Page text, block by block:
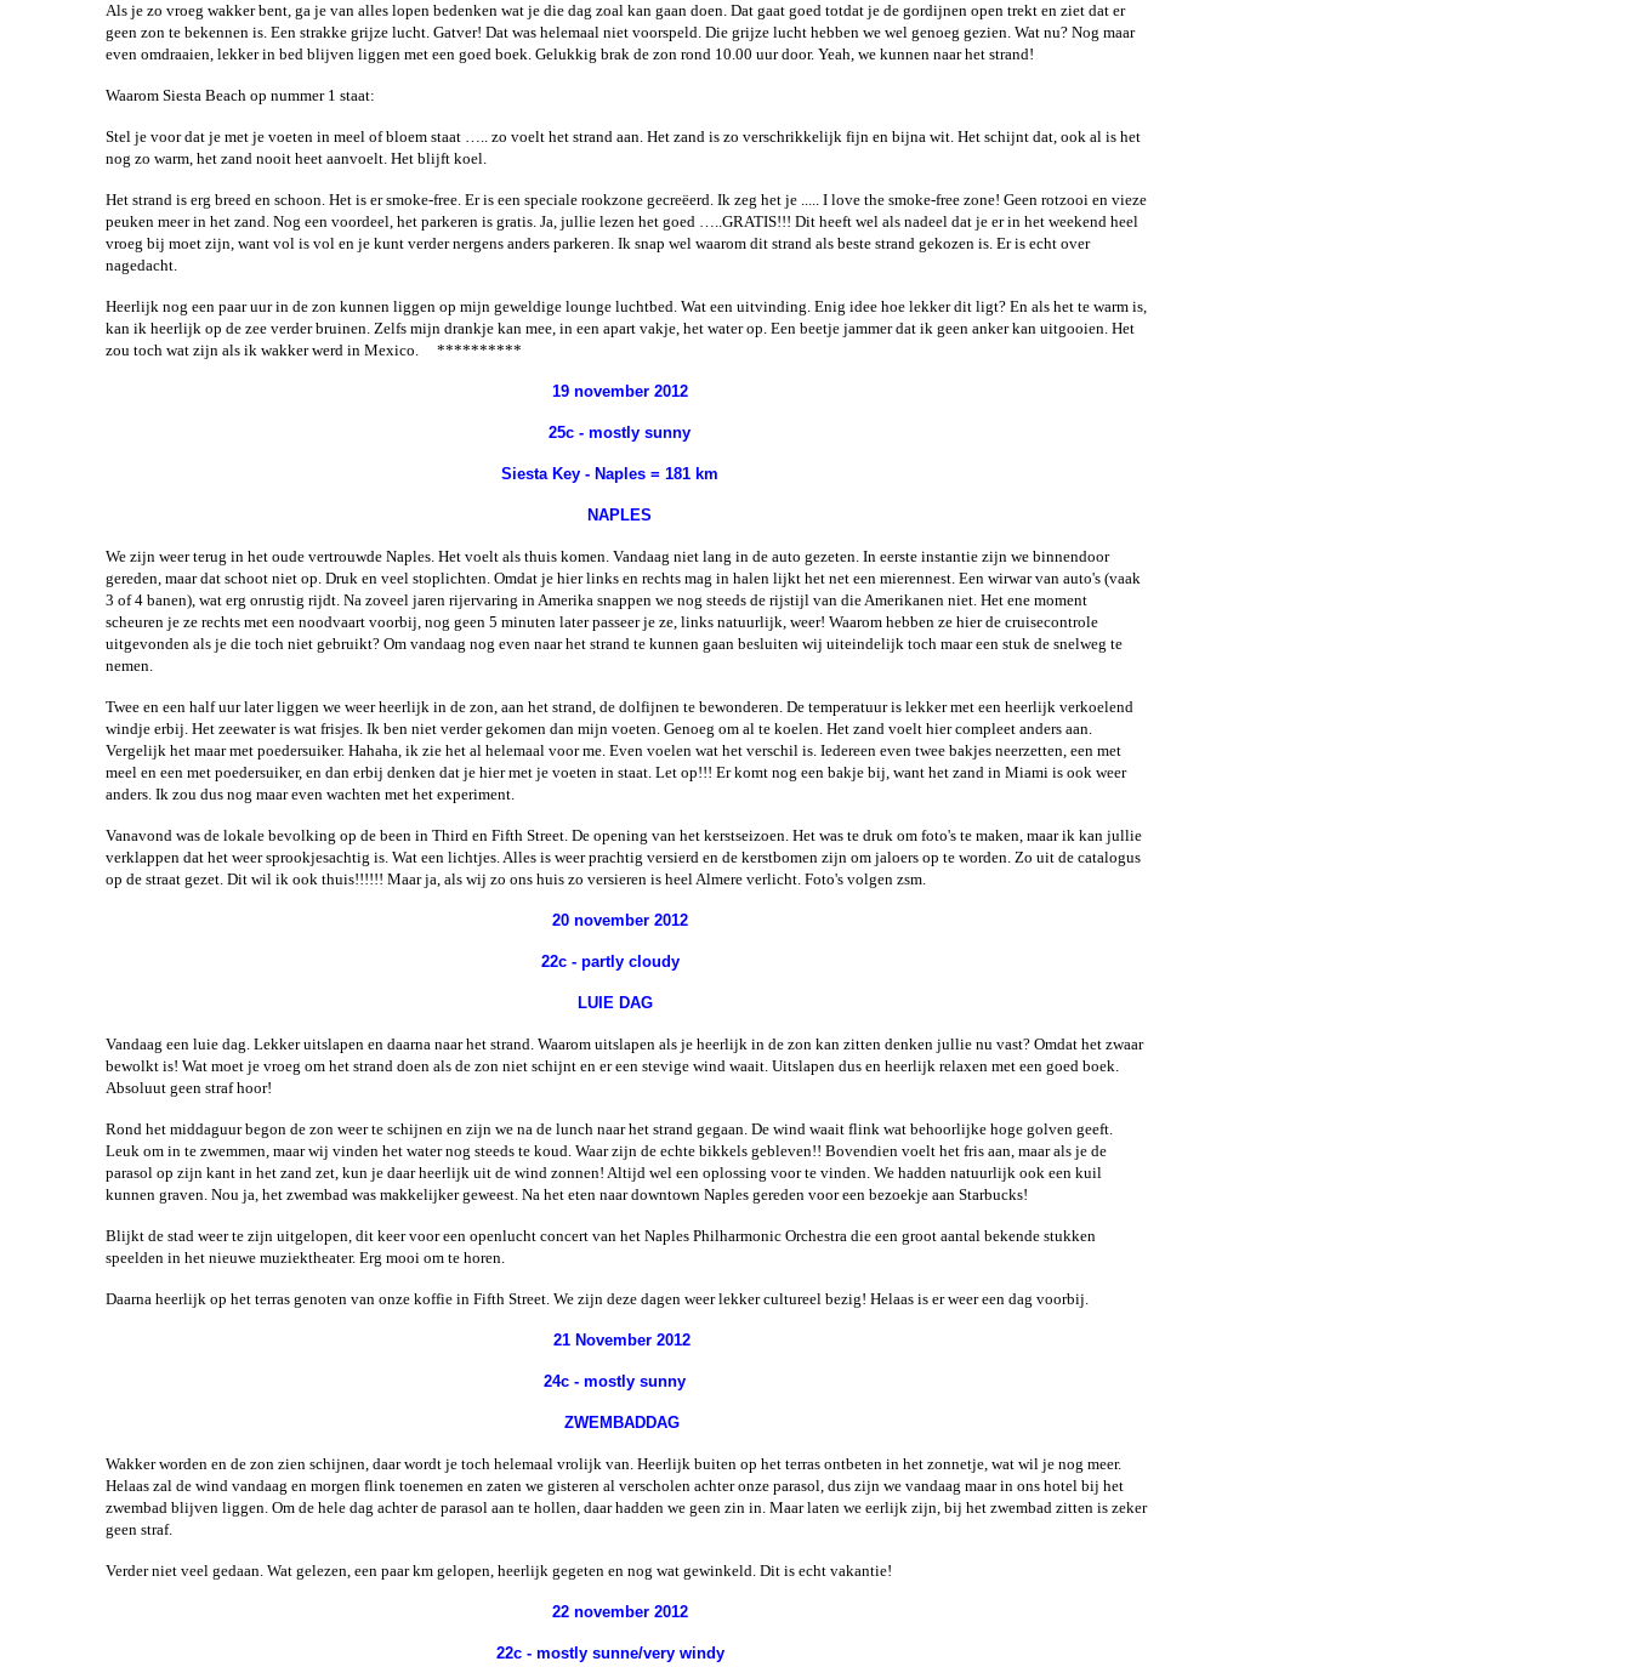
Als je zo vroeg wakker bent, ga je van alles lopen bedenken wat je die dag zoal kan gaan doen. Dat gaat goed totdat je de gordijnen open trekt en ziet dat er
geen zon te bekennen is. Een strakke grijze lucht. Gatver! Dat was helemaal niet voorspeld. Die grijze lucht hebben we wel genoeg gezien. Wat nu? Nog maar
even omdraaien, lekker in bed blijven liggen met een goed boek. Gelukkig brak de zon rond 10.00 uur door. Yeah, we kunnen naar het strand!
Waarom Siesta Beach op nummer 1 staat:
Stel je voor dat je met je voeten in meel of bloem staat ….. zo voelt het strand aan. Het zand is zo verschrikkelijk fijn en bijna wit. Het schijnt dat, ook al is het
nog zo warm, het zand nooit heet aanvoelt. Het blijft koel.
Het strand is erg breed en schoon. Het is er smoke-free. Er is een speciale rookzone gecreëerd. Ik zeg het je ..... I love the smoke-free zone! Geen rotzooi en vieze
peuken meer in het zand. Nog een voordeel, het parkeren is gratis. Ja, jullie lezen het goed …..GRATIS!!! Dit heeft wel als nadeel dat je er in het weekend heel
vroeg bij moet zijn, want vol is vol en je kunt verder nergens anders parkeren. Ik snap wel waarom dit strand als beste strand gekozen is. Er is echt over
nagedacht.
Heerlijk nog een paar uur in de zon kunnen liggen op mijn geweldige lounge luchtbed. Wat een uitvinding. Enig idee hoe lekker dit ligt? En als het te warm is,
kan ik heerlijk op de zee verder bruinen. Zelfs mijn drankje kan mee, in een apart vakje, het water op. Een beetje jammer dat ik geen anker kan uitgooien. Het
zou toch wat zijn als ik wakker werd in Mexico. **********
19 november 2012
25c - mostly sunny
Siesta Key - Naples = 181 km
NAPLES
We zijn weer terug in het oude vertrouwde Naples. Het voelt als thuis komen. Vandaag niet lang in de auto gezeten. In eerste instantie zijn we binnendoor
gereden, maar dat schoot niet op. Druk en veel stoplichten. Omdat je hier links en rechts mag in halen lijkt het net een mierennest. Een wirwar van auto's (vaak
3 of 4 banen), wat erg onrustig rijdt. Na zoveel jaren rijervaring in Amerika snappen we nog steeds de rijstijl van die Amerikanen niet. Het ene moment
scheuren je ze rechts met een noodvaart voorbij, nog geen 5 minuten later passeer je ze, links natuurlijk, weer! Waarom hebben ze hier de cruisecontrole
uitgevonden als je die toch niet gebruikt? Om vandaag nog even naar het strand te kunnen gaan besluiten wij uiteindelijk toch maar een stuk de snelweg te
nemen.
Twee en een half uur later liggen we weer heerlijk in de zon, aan het strand, de dolfijnen te bewonderen. De temperatuur is lekker met een heerlijk verkoelend
windje erbij. Het zeewater is wat frisjes. Ik ben niet verder gekomen dan mijn voeten. Genoeg om al te koelen. Het zand voelt hier compleet anders aan.
Vergelijk het maar met poedersuiker. Hahaha, ik zie het al helemaal voor me. Even voelen wat het verschil is. Iedereen even twee bakjes neerzetten, een met
meel en een met poedersuiker, en dan erbij denken dat je hier met je voeten in staat. Let op!!! Er komt nog een bakje bij, want het zand in Miami is ook weer
anders. Ik zou dus nog maar even wachten met het experiment.
Vanavond was de lokale bevolking op de been in Third en Fifth Street. De opening van het kerstseizoen. Het was te druk om foto's te maken, maar ik kan jullie
verklappen dat het weer sprookjesachtig is. Wat een lichtjes. Alles is weer prachtig versierd en de kerstbomen zijn om jaloers op te worden. Zo uit de catalogus
op de straat gezet. Dit wil ik ook thuis!!!!!! Maar ja, als wij zo ons huis zo versieren is heel Almere verlicht. Foto's volgen zsm.
20 november 2012
22c - partly cloudy
LUIE DAG
Vandaag een luie dag. Lekker uitslapen en daarna naar het strand. Waarom uitslapen als je heerlijk in de zon kan zitten denken jullie nu vast? Omdat het zwaar
bewolkt is! Wat moet je vroeg om het strand doen als de zon niet schijnt en er een stevige wind waait. Uitslapen dus en heerlijk relaxen met een goed boek.
Absoluut geen straf hoor!
Rond het middaguur begon de zon weer te schijnen en zijn we na de lunch naar het strand gegaan. De wind waait flink wat behoorlijke hoge golven geeft.
Leuk om in te zwemmen, maar wij vinden het water nog steeds te koud. Waar zijn de echte bikkels gebleven!! Bovendien voelt het fris aan, maar als je de
parasol op zijn kant in het zand zet, kun je daar heerlijk uit de wind zonnen! Altijd wel een oplossing voor te vinden. We hadden natuurlijk ook een kuil
kunnen graven. Nou ja, het zwembad was makkelijker geweest. Na het eten naar downtown Naples gereden voor een bezoekje aan Starbucks!
Blijkt de stad weer te zijn uitgelopen, dit keer voor een openlucht concert van het Naples Philharmonic Orchestra die een groot aantal bekende stukken
speelden in het nieuwe muziektheater. Erg mooi om te horen.
Daarna heerlijk op het terras genoten van onze koffie in Fifth Street. We zijn deze dagen weer lekker cultureel bezig! Helaas is er weer een dag voorbij.
21 November 2012
24c - mostly sunny
ZWEMBADDAG
Wakker worden en de zon zien schijnen, daar wordt je toch helemaal vrolijk van. Heerlijk buiten op het terras ontbeten in het zonnetje, wat wil je nog meer.
Helaas zal de wind vandaag en morgen flink toenemen en zaten we gisteren al verscholen achter onze parasol, dus zijn we vandaag maar in ons hotel bij het
zwembad blijven liggen. Om de hele dag achter de parasol aan te hollen, daar hadden we geen zin in. Maar laten we eerlijk zijn, bij het zwembad zitten is zeker
geen straf.
Verder niet veel gedaan. Wat gelezen, een paar km gelopen, heerlijk gegeten en nog wat gewinkeld. Dit is echt vakantie!
22 november 2012
22c - mostly sunne/very windy